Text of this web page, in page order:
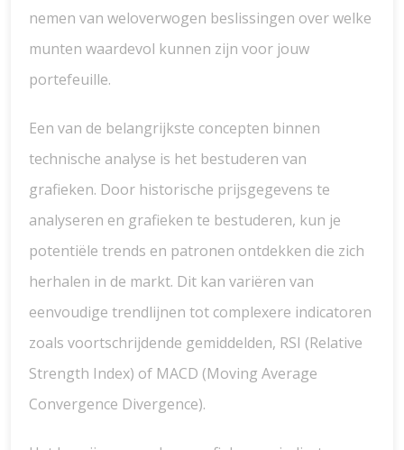
nemen van weloverwogen beslissingen over welke
munten waardevol kunnen zijn voor jouw
portefeuille.
Een van de belangrijkste concepten binnen
technische analyse is het bestuderen van
grafieken. Door historische prijsgegevens te
analyseren en grafieken te bestuderen, kun je
potentiële trends en patronen ontdekken die zich
herhalen in de markt. Dit kan variëren van
eenvoudige trendlijnen tot complexere indicatoren
zoals voortschrijdende gemiddelden, RSI (Relative
Strength Index) of MACD (Moving Average
Convergence Divergence).